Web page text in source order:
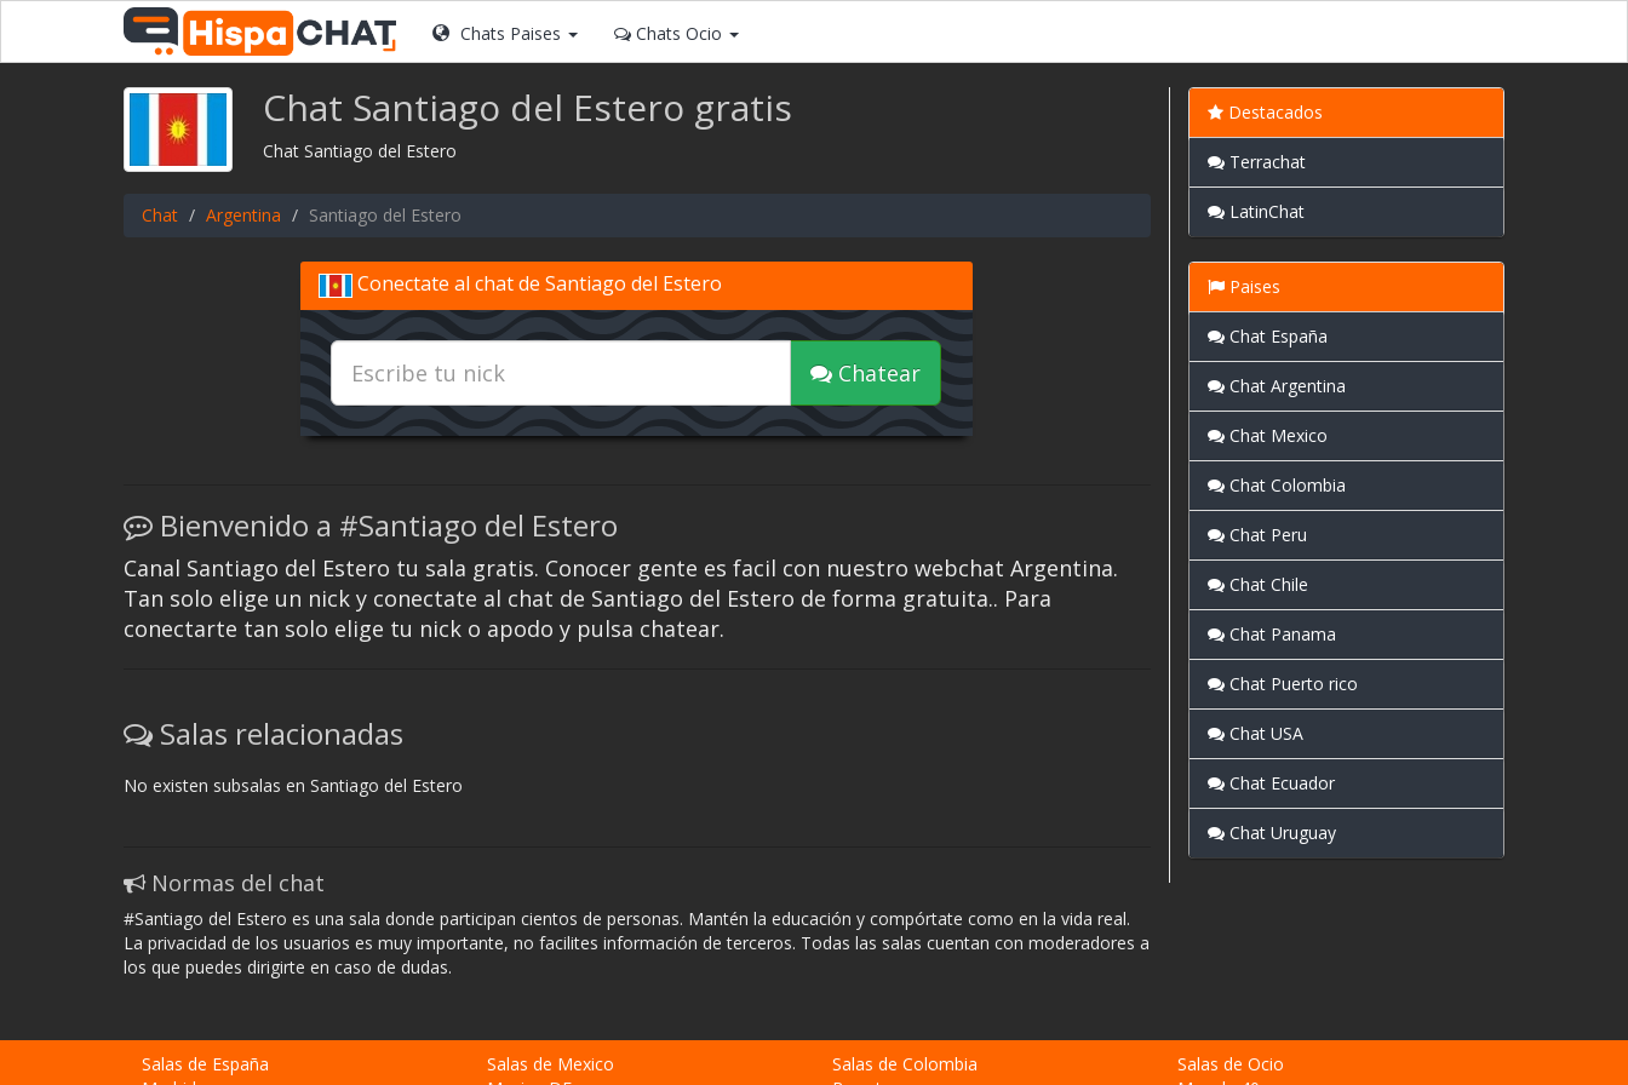
Chats Paises Chats Ocio
Chat Santiago del Estero gratis
Chat Santiago del Estero
Chat Argentina Santiago del Estero
Conectate al chat de Santiago del Estero
Chatear
Bienvenido a #Santiago del Estero
Canal Santiago del Estero tu sala gratis. Conocer gente es facil con nuestro webchat Argentina.
Tan solo elige un nick y conectate al chat de Santiago del Estero de forma gratuita.. Para
conectarte tan solo elige tu nick o apodo y pulsa chatear.
Salas relacionadas
No existen subsalas en Santiago del Estero
Normas del chat
#Santiago del Estero es una sala donde participan cientos de personas. Mantén la educación y compórtate como en la vida real.
La privacidad de los usuarios es muy importante, no facilites información de terceros. Todas las salas cuentan con moderadores a
los que puedes dirigirte en caso de dudas.
Destacados
Terrachat
LatinChat
Paises
Chat España
Chat Argentina
Chat Mexico
Chat Colombia
Chat Peru
Chat Chile
Chat Panama
Chat Puerto rico
Chat USA
Chat Ecuador
Chat Uruguay
Salas de España
Salas de Mexico
Salas de Colombia
Salas de Ocio